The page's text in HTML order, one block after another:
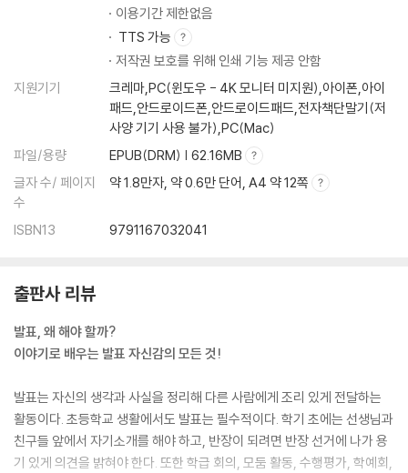
이용기간 제한없음
TTS 가능
저작권 보호를 위해 인쇄 기능 제공 안함
지원기기
크레마,PC(윈도우 - 4K 모니터 미지원),아이폰,아이
패드,안드로이드폰,안드로이드패드,전자책단말기(저
사양 기기 사용 불가),PC(Mac)
파일/용량
EPUB(DRM) | 62.16MB
글자 수/ 페이지
수
약 1.8만자, 약 0.6만 단어, A4 약 12쪽
ISBN13 9791167032041
출판사 리뷰
발표, 왜 해야 할까?
이야기로 배우는 발표 자신감의 모든 것!
발표는 자신의 생각과 사실을 정리해 다른 사람에게 조리 있게 전달하는
활동이다. 초등학교 생활에서도 발표는 필수적이다. 학기 초에는 선생님과
친구들 앞에서 자기소개를 해야 하고, 반장이 되려면 반장 선거에 나가 용
기 있게 의견을 밝혀야 한다. 또한 학급 회의, 모둠 활동, 수행평가, 학예회,